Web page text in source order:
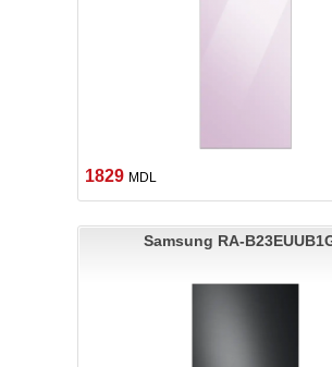
1829 MDL
Samsung RA-